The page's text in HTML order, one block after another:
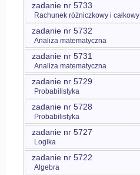
zadanie nr 5733
Rachunek różniczkowy i całkowy
zadanie nr 5732
Analiza matematyczna
zadanie nr 5731
Analiza matematyczna
zadanie nr 5729
Probabilistyka
zadanie nr 5728
Probabilistyka
zadanie nr 5727
Logika
zadanie nr 5722
Algebra